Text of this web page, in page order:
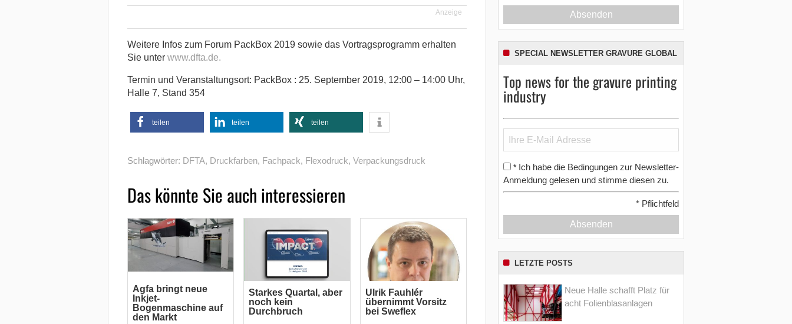
Anzeige
Weitere Infos zum Forum PackBox 2019 sowie das Vortragsprogramm erhalten
Sie unter www.dfta.de.
Termin und Veranstaltungsort: PackBox : 25. September 2019, 12:00 – 14:00 Uhr,
Halle 7, Stand 354
teilen teilen teilen
Schlagwörter: DFTA, Druckfarben, Fachpack, Flexodruck, Verpackungsdruck
Das könnte Sie auch interessieren
Agfa bringt neue
Inkjet-
Bogenmaschine auf
den Markt
Starkes Quartal, aber
noch kein
Durchbruch
Ulrik Fauhlér
übernimmt Vorsitz
bei Sweflex
Absenden
SPECIAL NEWSLETTER GRAVURE GLOBAL
Top news for the gravure printing
industry
* Ich habe die Bedingungen zur Newsletter-
Anmeldung gelesen und stimme diesen zu.
* Pflichtfeld
Absenden
LETZTE POSTS
Neue Halle schafft Platz für
acht Folienblasanlagen